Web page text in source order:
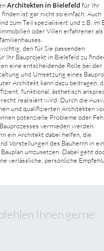
Architekten in Bielefeld für Ihr
finden ist gar nicht so einfach. Auch
zum Teil spezialisiert und z.B. im
oder Villen erfahrener
den für Sie passenden
Ihr Bauprojekt in Bielefeld zu
eine entscheidende Rolle bei der
und Umsetzung eines
Architekt kann dazu beitragen,
funktional, ästhetisch
realisiert wird. Durch die
und qualifizierten Architekten
potenzielle Probleme oder
vermieden werden.
ein Architekt dabei helfen, die
Vorstellungen des Bauherrn in
umzusetzen. Dabei geht
verlässliche, persönliche
Ihnen gerne: